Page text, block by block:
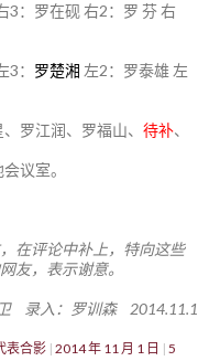
3：罗在砚 右2：罗 芬 右
： 罗楚湘 左2：罗泰雄 左
、罗江润、罗福山、 待补、
议室。
在评论中补上，特向这些
友，表示谢意。
录入：罗训森 2014.11.1
表合影 2014 年 11 月 1 日
5